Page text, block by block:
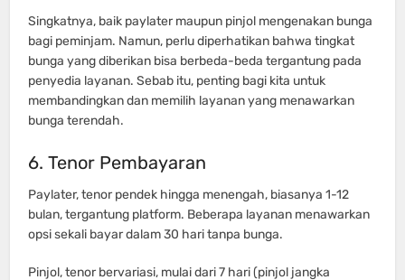
Singkatnya, baik paylater maupun pinjol mengenakan bunga
bagi peminjam. Namun, perlu diperhatikan bahwa tingkat
bunga yang diberikan bisa berbeda-beda tergantung pada
penyedia layanan. Sebab itu, penting bagi kita untuk
membandingkan dan memilih layanan yang menawarkan
bunga terendah.
6. Tenor Pembayaran
Paylater, tenor pendek hingga menengah, biasanya 1-12
bulan, tergantung platform. Beberapa layanan menawarkan
opsi sekali bayar dalam 30 hari tanpa bunga.
Pinjol, tenor bervariasi, mulai dari 7 hari (pinjol jangka